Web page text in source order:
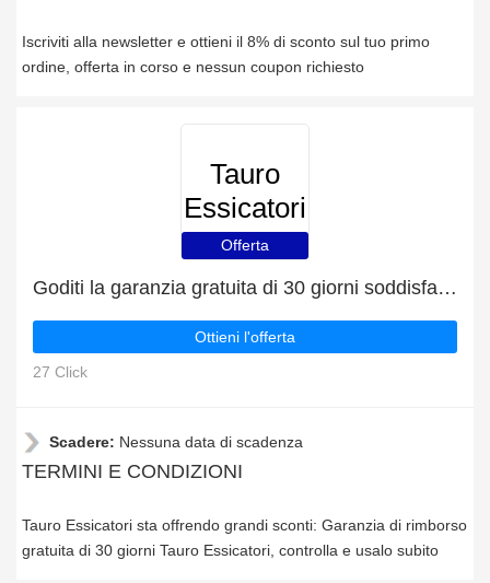
Iscriviti alla newsletter e ottieni il 8% di sconto sul tuo primo
ordine, offerta in corso e nessun coupon richiesto
Tauro
Essicatori
Offerta
Goditi la garanzia gratuita di 30 giorni soddisfatti o rimborsati
Ottieni l'offerta
27 Click
Scadere: Nessuna data di scadenza
TERMINI E CONDIZIONI
Tauro Essicatori sta offrendo grandi sconti: Garanzia di rimborso
gratuita di 30 giorni Tauro Essicatori, controlla e usalo subito